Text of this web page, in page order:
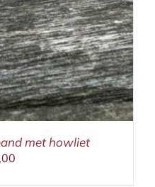
met howliet